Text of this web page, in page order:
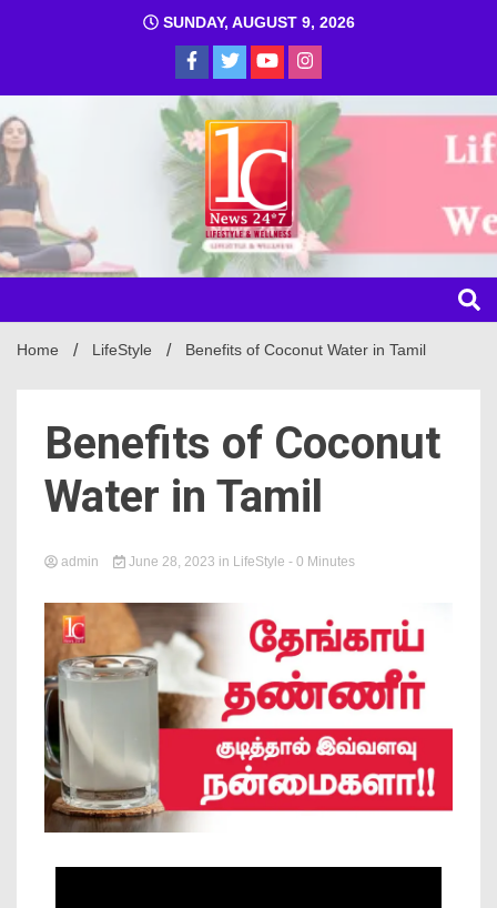
SUNDAY, AUGUST 9, 2026
1C
News
Online
Home LifeStyle Benefits of Coconut Water in Tamil
Benefits of Coconut
Water in Tamil
admin June 28, 2023 in LifeStyle - 0 Minutes